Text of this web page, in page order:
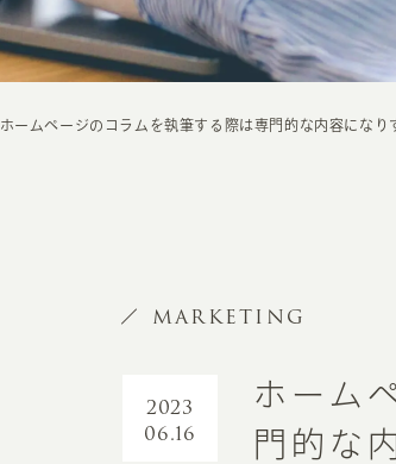
ホームページのコラムを執筆する際は専門的な内容になり
MARKETING
ホーム
門的な
2023
06.16